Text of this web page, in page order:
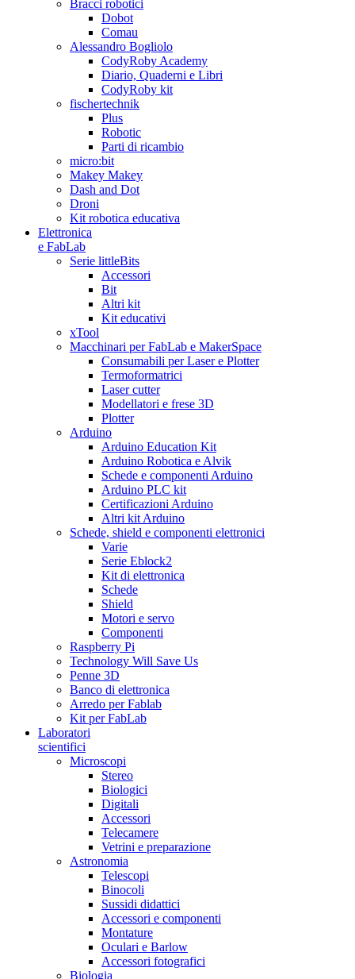
Bracci robotici
Dobot
Comau
Alessandro Bogliolo
CodyRoby Academy
Diario, Quaderni e Libri
CodyRoby kit
fischertechnik
Plus
Robotic
Parti di ricambio
micro:bit
Makey Makey
Dash and Dot
Droni
Kit robotica educativa
Elettronica
e FabLab
Serie littleBits
Accessori
Bit
Altri kit
Kit educativi
xTool
Macchinari per FabLab e MakerSpace
Consumabili per Laser e Plotter
Termoformatrici
Laser cutter
Modellatori e frese 3D
Plotter
Arduino
Arduino Education Kit
Arduino Robotica e Alvik
Schede e componenti Arduino
Arduino PLC kit
Certificazioni Arduino
Altri kit Arduino
Schede, shield e componenti elettronici
Varie
Serie Eblock2
Kit di elettronica
Schede
Shield
Motori e servo
Componenti
Raspberry Pi
Technology Will Save Us
Penne 3D
Banco di elettronica
Arredo per Fablab
Kit per FabLab
Laboratori
scientifici
Microscopi
Stereo
Biologici
Digitali
Accessori
Telecamere
Vetrini e preparazione
Astronomia
Telescopi
Binocoli
Sussidi didattici
Accessori e componenti
Montature
Oculari e Barlow
Accessori fotografici
Biologia